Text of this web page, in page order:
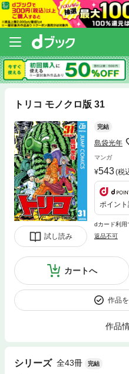
トリコ モノクロ版 31
試し読み
完結
島袋光年
マンガ
543(税
ポイント
dカード利用
返品不可
カートへ
作品
作品
シリーズ 全43冊 完結